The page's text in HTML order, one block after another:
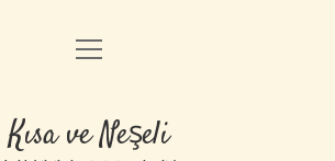
Anasayfa
menüyü
Kısa ve Neşeli